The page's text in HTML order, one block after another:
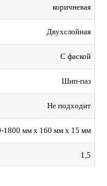
коричневая
Двухслойная
С фаской
Шип-паз
Не подходит
1800 мм x 160 мм x 15 мм
1,5